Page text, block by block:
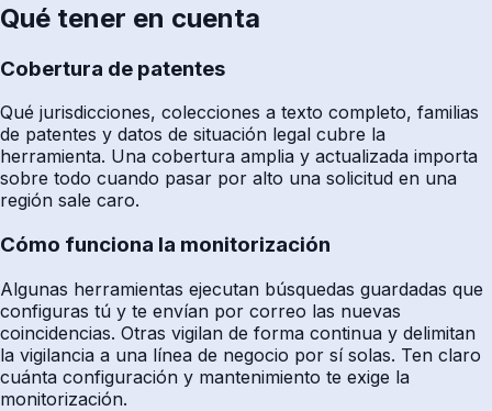
Qué tener en cuenta
Cobertura de patentes
Qué jurisdicciones, colecciones a texto completo, familias
de patentes y datos de situación legal cubre la
herramienta. Una cobertura amplia y actualizada importa
sobre todo cuando pasar por alto una solicitud en una
región sale caro.
Cómo funciona la monitorización
Algunas herramientas ejecutan búsquedas guardadas que
configuras tú y te envían por correo las nuevas
coincidencias. Otras vigilan de forma continua y delimitan
la vigilancia a una línea de negocio por sí solas. Ten claro
cuánta configuración y mantenimiento te exige la
monitorización.